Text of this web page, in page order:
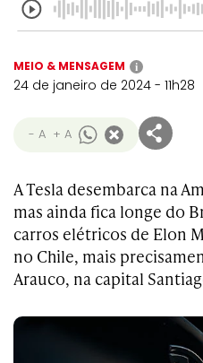
MEIO & MENSAGEM i
24 de janeiro de 2024 - 11h28
- A + A
A Tesla desembarca na
mas ainda fica longe do
carros elétricos de Elon
no Chile, mais
Arauco, na capital